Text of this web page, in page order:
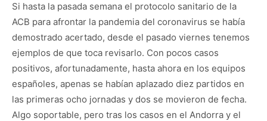
Si hasta la pasada semana el protocolo sanitario de la
ACB para afrontar la pandemia del coronavirus se había
demostrado acertado, desde el pasado viernes tenemos
ejemplos de que toca revisarlo. Con pocos casos
positivos, afortunadamente, hasta ahora en los equipos
españoles, apenas se habían aplazado diez partidos en
las primeras ocho jornadas y dos se movieron de fecha.
Algo soportable, pero tras los casos en el Andorra y el